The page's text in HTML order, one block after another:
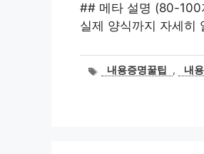
## 메타 설명 (80-100
실제 양식까지 자세히
태내용증명꿀팁 , 내